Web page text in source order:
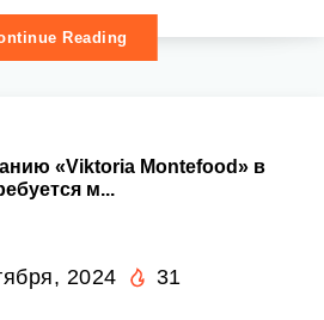
Reading
«Viktoria Montefood» в
м...
2024 31